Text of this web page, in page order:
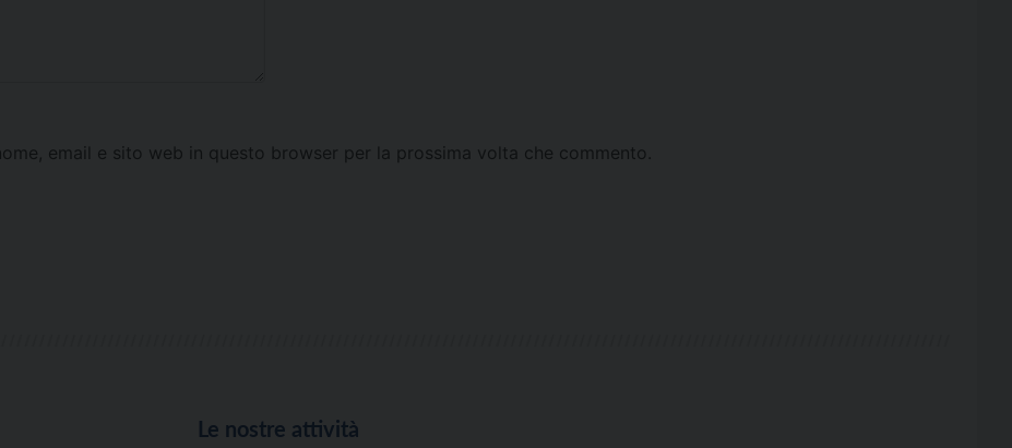
email e sito web in questo browser per la prossima volta che commento.
Le nostre attività